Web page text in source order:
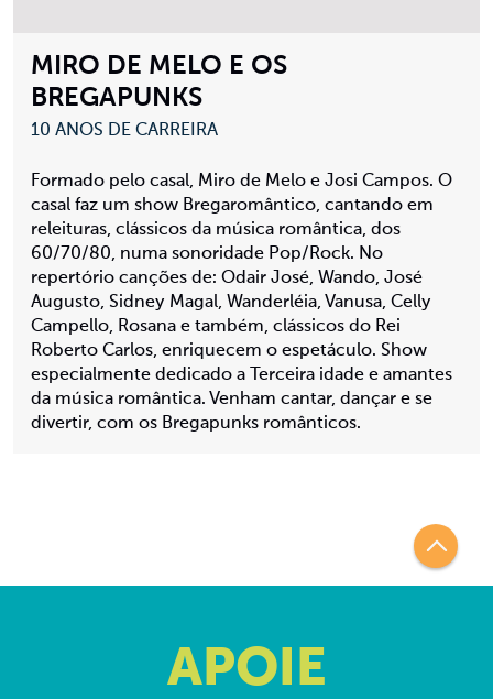
MIRO DE MELO E OS
BREGAPUNKS
10 ANOS DE CARREIRA
Formado pelo casal, Miro de Melo e Josi Campos. O
casal faz um show Bregaromântico, cantando em
releituras, clássicos da música romântica, dos
60/70/80, numa sonoridade Pop/Rock. No
repertório canções de: Odair José, Wando, José
Augusto, Sidney Magal, Wanderléia, Vanusa, Celly
Campello, Rosana e também, clássicos do Rei
Roberto Carlos, enriquecem o espetáculo. Show
especialmente dedicado a Terceira idade e amantes
da música romântica. Venham cantar, dançar e se
divertir, com os Bregapunks românticos.
APOIE